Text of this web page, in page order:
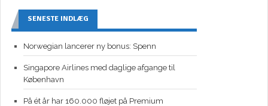
SENESTE INDLÆG
Norwegian lancerer ny bonus: Spenn
Singapore Airlines med daglige afgange til
København
På ét år har 160.000 fløjet på Premium